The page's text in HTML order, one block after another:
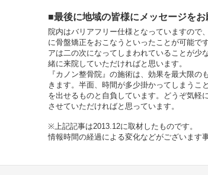
■最後に地域の皆様にメッセージをお
院内はバリアフリー仕様となっていますので
に骨盤矯正をおこなうといったことが可能で
アは二の次になってしまわれていることが少
緒に来院していただければと思います。
『カノン整骨院』の施術は、効果を最大限
きます。半面、時間が多少掛かってしまうこ
を出せるものと自負しています。どうぞ気軽
させていただければと思っています。
※上記記事は2013.12に取材したものです。
情報時間の経過による変化などがございます